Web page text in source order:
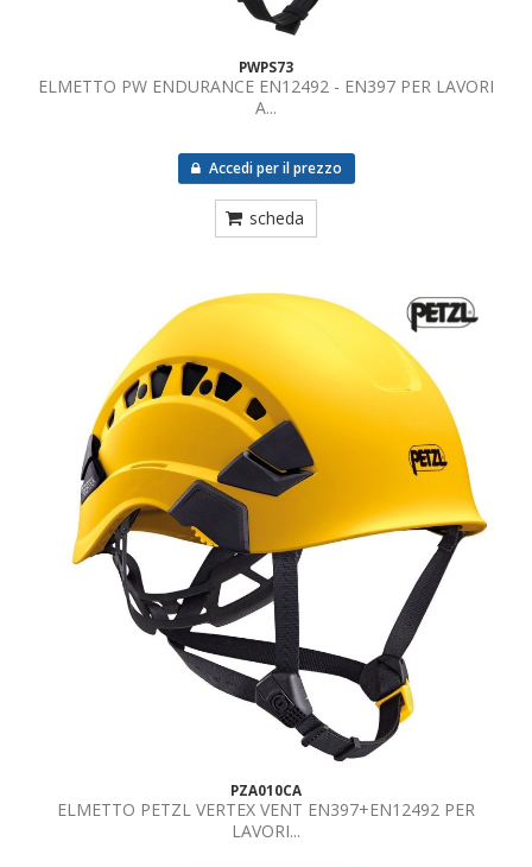
PWPS73
ELMETTO PW ENDURANCE EN12492 - EN397 PER LAVORI
A...
Accedi per il prezzo
scheda
PZA010CA
ELMETTO PETZL VERTEX VENT EN397+EN12492 PER
LAVORI...